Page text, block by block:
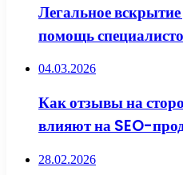
Легальное вскрытие
помощь
04.03.2026
Как отзывы на
влияют на SEO-
28.02.2026